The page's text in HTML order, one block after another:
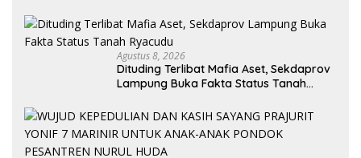
Sungai Budi Group
Agustus 8, 2026
Dituding Terlibat Mafia Aset, Sekdaprov
Lampung Buka Fakta Status Tanah